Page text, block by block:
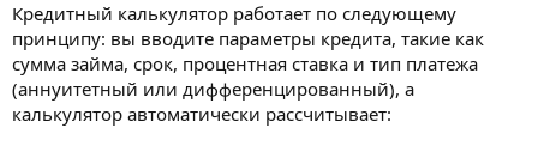
Кредитный калькулятор работает по следующему
принципу: вы вводите параметры кредита, такие как
сумма займа, срок, процентная ставка и тип платежа
(аннуитетный или дифференцированный), а
калькулятор автоматически рассчитывает: